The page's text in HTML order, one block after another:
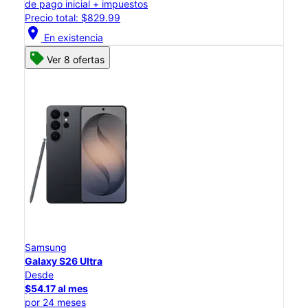
de pago inicial + impuestos
Precio total: $829.99
location_on En existencia
Ver 8 ofertas
Samsung
Galaxy S26 Ultra
Desde
$54.17 al mes
por 24 meses